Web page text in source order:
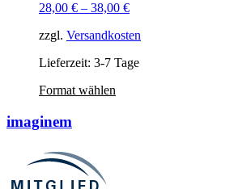
28,00 € – 38,00 €
zzgl. Versandkosten
Lieferzeit: 3-7 Tage
Format wählen
imaginem